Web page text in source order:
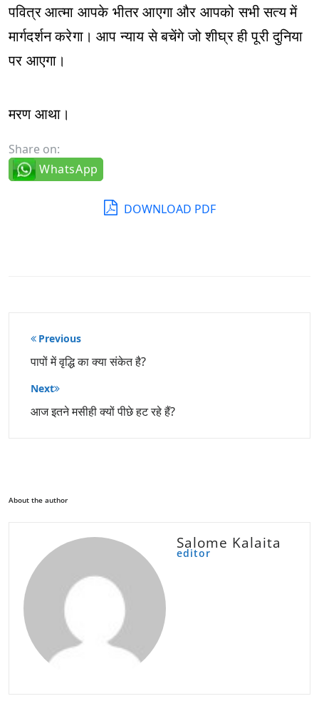
पवित्र आत्मा आपके भीतर आएगा और आपको सभी सत्य में
मार्गदर्शन करेगा। आप न्याय से बचेंगे जो शीघ्र ही पूरी दुनिया
पर आएगा।
मरण आथा।
Share on:
WhatsApp
DOWNLOAD PDF
पोस्ट
नेविगेशन
Previous
पापों में वृद्धि का क्या संकेत है?
Next
आज इतने मसीही क्यों पीछे हट रहे हैं?
About the author
Salome Kalaita
editor